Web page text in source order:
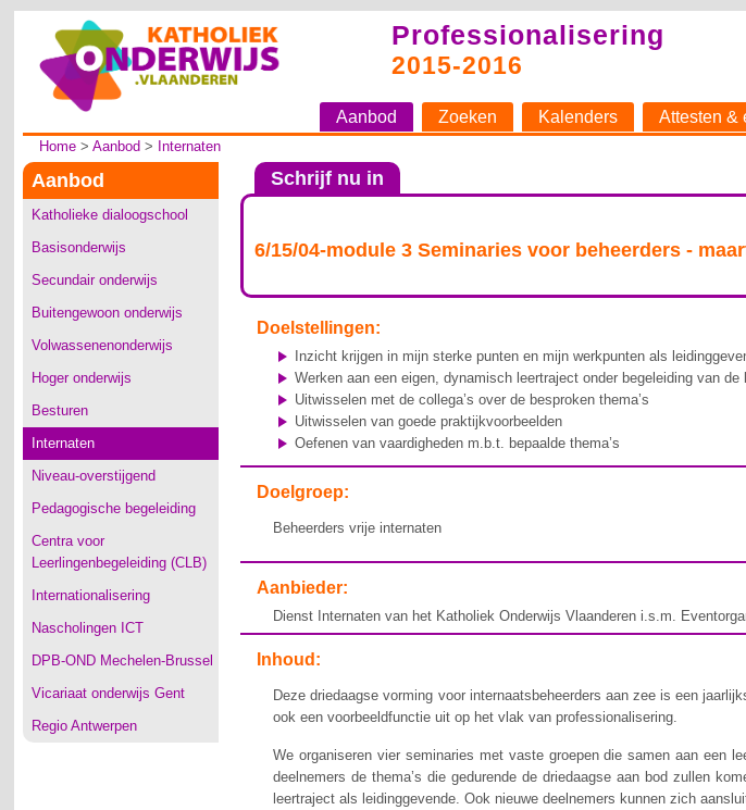
Professionalisering
2015-2016
Aanbod Zoeken Kalenders Attesten &
Home >Aanbod > Internaten
Aanbod
Katholieke dialoogschool
Basisonderwijs
Secundair onderwijs
Buitengewoon onderwijs
Volwassenenonderwijs
Hoger onderwijs
Besturen
Internaten
Niveau-overstijgend
Pedagogische begeleiding
Centra voor
Leerlingenbegeleiding (CLB)
Internationalisering
Nascholingen ICT
DPB-OND Mechelen-Brussel
Vicariaat onderwijs Gent
Regio Antwerpen
Schrijf nu in
6/15/04-module 3 Seminaries voor beheerders -
Doelstellingen:
Inzicht krijgen in mijn sterke punten en mijn werkpunten als
Werken aan een eigen, dynamisch leertraject onder begeleiding van de
Uitwisselen met de collega’s over de besproken thema’s
Uitwisselen van goede praktijkvoorbeelden
Oefenen van vaardigheden m.b.t. bepaalde thema’s
Doelgroep:
Beheerders vrije internaten
Aanbieder:
Dienst Internaten van het Katholiek Onderwijs Vlaanderen i.s.m.
Inhoud:
Deze driedaagse vorming voor internaatsbeheerders aan zee is een
ook een voorbeeldfunctie uit op het vlak van professionalisering.
We organiseren vier seminaries met vaste groepen die samen aan een
deelnemers de thema’s die gedurende de driedaagse aan bod zullen
leertraject als leidinggevende. Ook nieuwe deelnemers kunnen zich